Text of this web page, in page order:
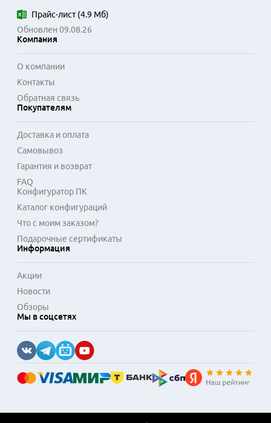
Прайс-лист(4.9 Мб)
Обновлен 09.08.26
Компания
О компании
Контакты
Обратная связь
Покупателям
Доставка и оплата
Самовывоз
Гарантия и возврат
FAQ
Конфигуратор ПК
Каталог конфигураций
Что с моим заказом?
Подарочные сертификаты
Информация
Акции
Новости
Обзоры
Мы в соцсетях